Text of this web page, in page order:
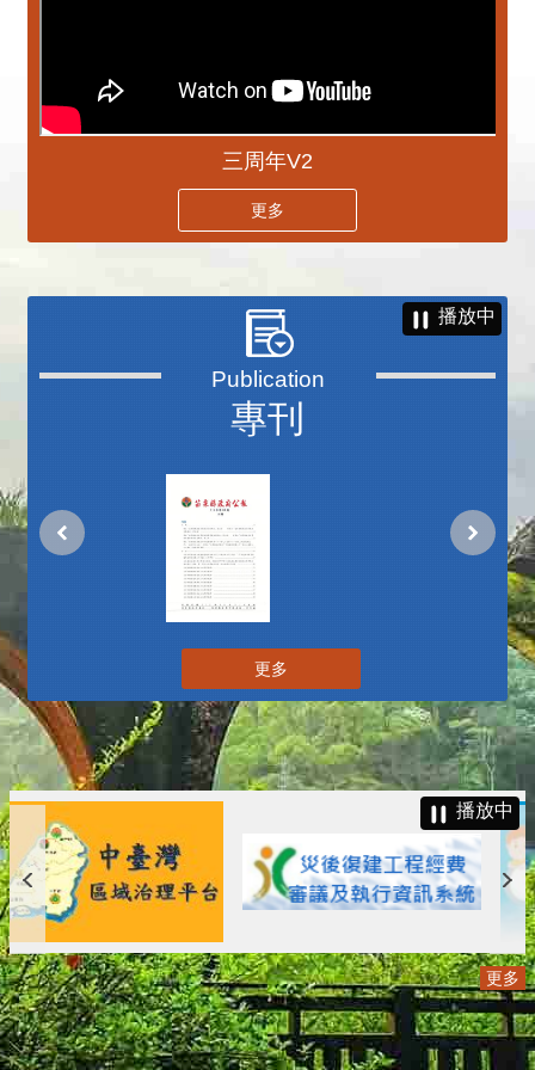
三周年V2
更多
專刊
播放中
更多
播放中
更多